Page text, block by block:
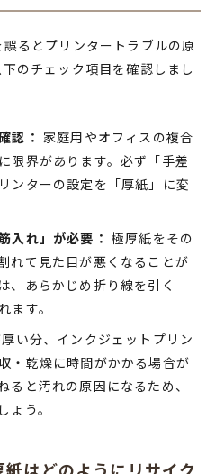
るとプリンタートラブルの原
のチェック項目を確認しまし
認： 家庭用やオフィスの複合
限界があります。必ず「手差
ンターの設定を「厚紙」に変
入れ」が必要： 極厚紙をその
れて見た目が悪くなることが
、あらかじめ折り線を引く
ます。
い分、インクジェットプリン
・乾燥に時間がかかる場合が
ると汚れの原因になるため、
う。